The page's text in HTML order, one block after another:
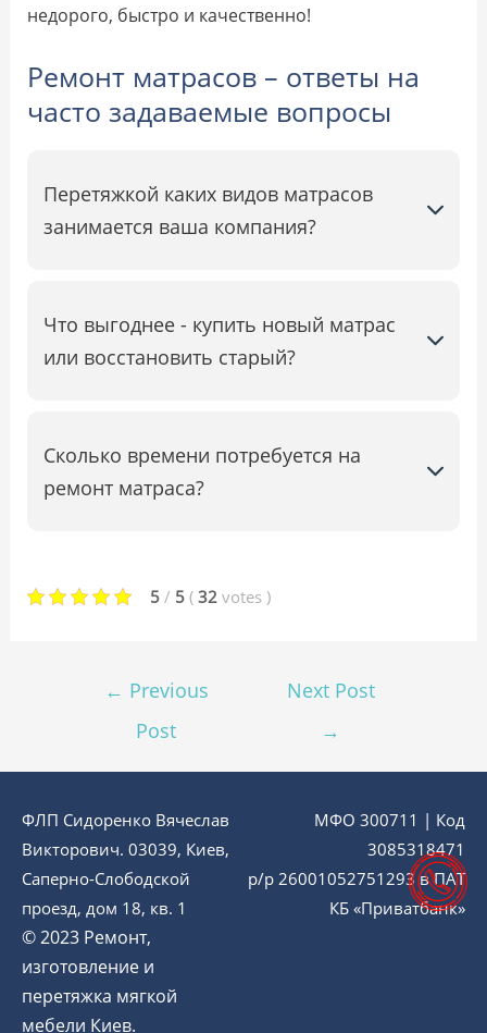
недорого, быстро и качественно!
Ремонт матрасов – ответы на
часто задаваемые вопросы
Перетяжкой каких видов матрасов
занимается ваша компания?
Что выгоднее - купить новый матрас
или восстановить старый?
Сколько времени потребуется на
ремонт матраса?
5 / 5 ( 32 votes )
← Previous
Post
Next Post
→
ФЛП Сидоренко Вячеслав
Викторович. 03039, Киев,
Саперно-Слободской
проезд, дом 18, кв. 1
© 2023 Ремонт,
изготовление и
перетяжка мягкой
мебели Киев.
МФО 300711 | Код
3085318471
р/р 26001052751293 в ПАТ
КБ «Приватбанк»